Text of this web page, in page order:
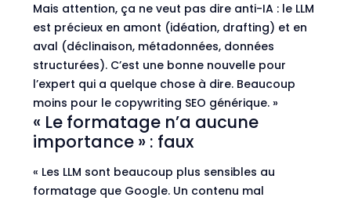
Mais attention, ça ne veut pas dire anti-IA : le LLM
est précieux en amont (idéation, drafting) et en
aval (déclinaison, métadonnées, données
structurées). C’est une bonne nouvelle pour
l’expert qui a quelque chose à dire. Beaucoup
moins pour le copywriting SEO générique. »
« Le formatage n’a aucune
importance » : faux
« Les LLM sont beaucoup plus sensibles au
formatage que Google. Un contenu mal